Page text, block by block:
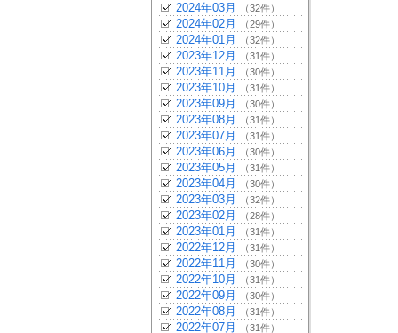
2024年03月 （32件）
2024年02月 （29件）
2024年01月 （32件）
2023年12月 （31件）
2023年11月 （30件）
2023年10月 （31件）
2023年09月 （30件）
2023年08月 （31件）
2023年07月 （31件）
2023年06月 （30件）
2023年05月 （31件）
2023年04月 （30件）
2023年03月 （32件）
2023年02月 （28件）
2023年01月 （31件）
2022年12月 （31件）
2022年11月 （30件）
2022年10月 （31件）
2022年09月 （30件）
2022年08月 （31件）
2022年07月 （31件）